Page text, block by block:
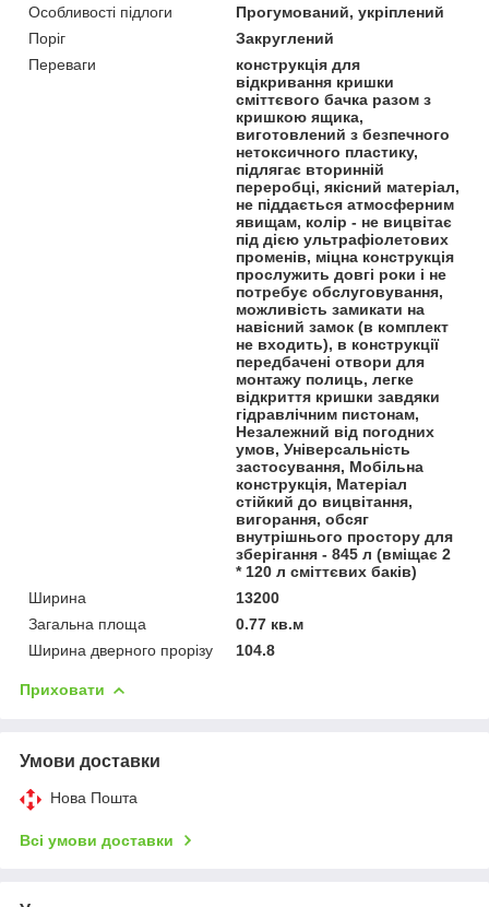
Особливості підлоги
Прогумований, укріплений
Поріг
Закруглений
Переваги
конструкція для
відкривання кришки
сміттєвого бачка разом з
кришкою ящика,
виготовлений з безпечного
нетоксичного пластику,
підлягає вторинній
переробці, якісний матеріал,
не піддається атмосферним
явищам, колір - не вицвітає
під дією ультрафіолетових
променів, міцна конструкція
прослужить довгі роки і не
потребує обслуговування,
можливість замикати на
навісний замок (в комплект
не входить), в конструкції
передбачені отвори для
монтажу полиць, легке
відкриття кришки завдяки
гідравлічним пистонам,
Незалежний від погодних
умов, Універсальність
застосування, Мобільна
конструкція, Матеріал
стійкий до вицвітання,
вигорання, обсяг
внутрішнього простору для
зберігання - 845 л (вміщає 2
* 120 л сміттєвих баків)
Ширина
13200
Загальна площа
0.77 кв.м
Ширина дверного прорізу
104.8
Приховати
Умови доставки
Нова Пошта
Всі умови доставки